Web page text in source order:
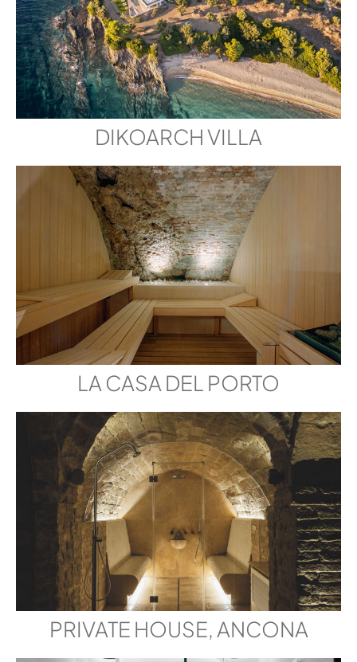
DIKOARCH VILLA
LA CASA DEL PORTO
PRIVATE HOUSE, ANCONA